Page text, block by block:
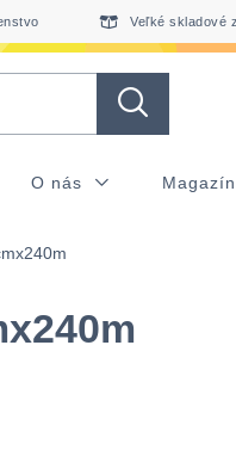
Veľké skladové
O nás Magazín